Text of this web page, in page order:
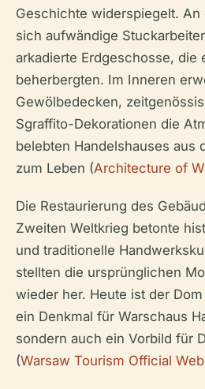
Geschichte widerspiegelt. An
sich aufwändige
arkadierte Erdgeschosse, die
beherbergten. Im Inneren
Gewölbedecken,
Sgraffito-Dekorationen die
belebten Handelshauses aus
zum Leben (Architecture of
Die Restaurierung des
Zweiten Weltkrieg betonte
und traditionelle
stellten die ursprünglichen
wieder her. Heute ist der
ein Denkmal für Warschaus
sondern auch ein Vorbild für
(Warsaw Tourism Official